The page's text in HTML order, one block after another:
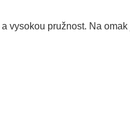
vysokou pružnost. Na